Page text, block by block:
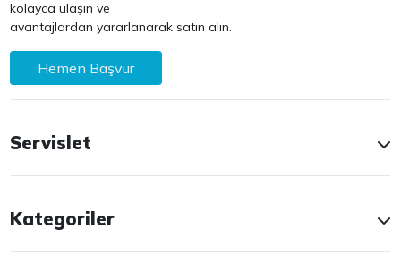
kolayca ulaşın ve
avantajlardan yararlanarak satın alın.
Hemen Başvur
Servislet
Kategoriler